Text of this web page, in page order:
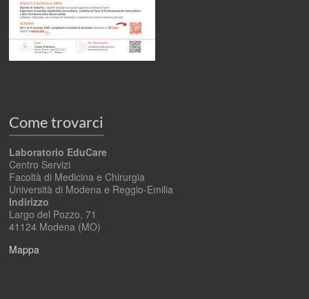
Come trovarci
Laboratorio EduCare
Centro Servizi
Facoltà di Medicina e Chirurgia
Università di Modena e Reggio-Emilia
Indirizzo
Largo del Pozzo, 71
41124 Modena (MO)
Mappa